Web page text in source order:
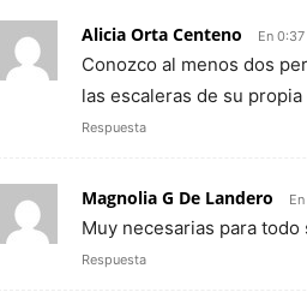
Alicia Orta Centeno En 0:37
Conozco al menos dos
las escaleras de su propia
Respuesta
Magnolia G De Landero
Muy necesarias para
Respuesta